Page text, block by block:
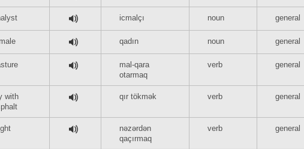
icmalçı noun general
qadın noun general
mal-qara
otarmaq
verb general
with
qır tökmək verb general
nəzərdən
qaçırmaq
verb general